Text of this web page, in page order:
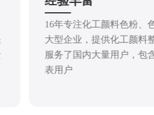
16年专注化工颜料色粉、
大型企业，提供化工颜料
服务了国内大量用户，包
表用户